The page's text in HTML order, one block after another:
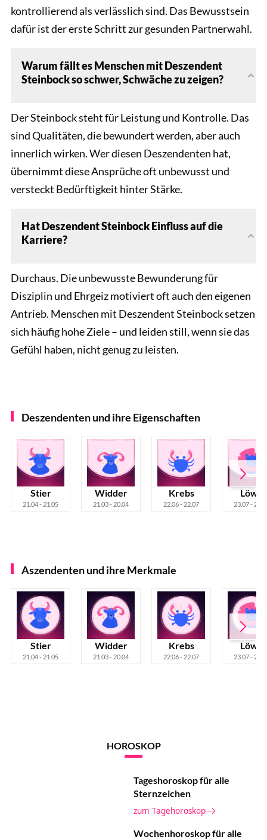
kontrollierend als verlässlich sind. Das Bewusstsein
dafür ist der erste Schritt zur gesunden Partnerwahl.
Warum fällt es Menschen mit Deszendent
Steinbock so schwer, Schwäche zu zeigen?
Der Steinbock steht für Leistung und Kontrolle. Das
sind Qualitäten, die bewundert werden, aber auch
innerlich wirken. Wer diesen Deszendenten hat,
übernimmt diese Ansprüche oft unbewusst und
versteckt Bedürftigkeit hinter Stärke.
Hat Deszendent Steinbock Einfluss auf die
Karriere?
Durchaus. Die unbewusste Bewunderung für
Disziplin und Ehrgeiz motiviert oft auch den eigenen
Antrieb. Menschen mit Deszendent Steinbock setzen
sich häufig hohe Ziele – und leiden still, wenn sie das
Gefühl haben, nicht genug zu leisten.
Deszendenten und ihre Eigenschaften
Stier
21.04 - 21.05
Widder
21.03 - 20.04
Krebs
22.06 - 22.07
Löwe
23.07 -
Aszendenten und ihre Merkmale
Stier
21.04 - 21.05
Widder
21.03 - 20.04
Krebs
22.06 - 22.07
Löwe
23.07 -
HOROSKOP
Tageshoroskop für alle
Sternzeichen
zum Tagehoroskop
Wochenhoroskop für alle